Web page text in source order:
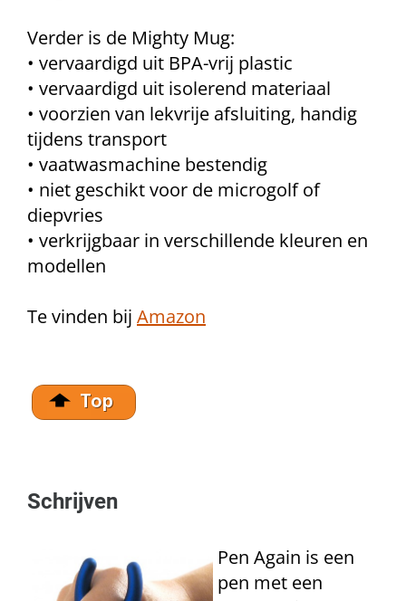
Verder is de Mighty Mug:
• vervaardigd uit BPA-vrij plastic
• vervaardigd uit isolerend materiaal
• voorzien van lekvrije afsluiting, handig
tijdens transport
• vaatwasmachine bestendig
• niet geschikt voor de microgolf of
diepvries
• verkrijgbaar in verschillende kleuren en
modellen
Te vinden bij Amazon
Schrijven
Pen Again is een
pen met een